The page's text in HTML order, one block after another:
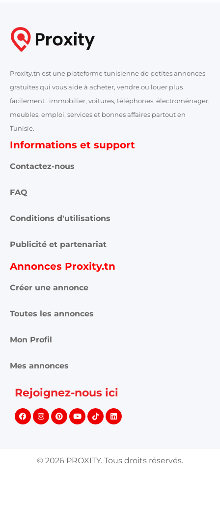
Proxity.tn est une plateforme tunisienne de petites annonces
gratuites qui vous aide à acheter, vendre ou louer plus
facilement : immobilier, voitures, téléphones, électroménager,
meubles, emploi, services et bonnes affaires partout en
Tunisie.
Informations et support
Contactez-nous
FAQ
Conditions d'utilisations
Publicité et partenariat
Annonces Proxity.tn
Créer une annonce
Toutes les annonces
Mon Profil
Mes annonces
Rejoignez-nous ici
© 2026 PROXITY. Tous droits réservés.